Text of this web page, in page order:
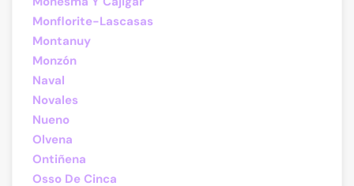
Monflorite-Lascasas
Montanuy
Monzón
Naval
Novales
Nueno
Olvena
Ontiñena
Osso De Cinca